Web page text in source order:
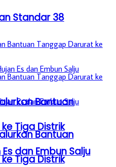
Bantuan
Tiga Distrik
dan Embun Salju
Standar 38
Bantuan
Tiga Distrik